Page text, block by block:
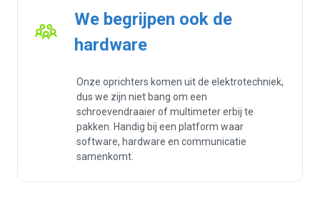
We begrijpen ook de
hardware
Onze oprichters komen uit de elektrotechniek,
dus we zijn niet bang om een
schroevendraaier of multimeter erbij te
pakken. Handig bij een platform waar
software, hardware en communicatie
samenkomt.